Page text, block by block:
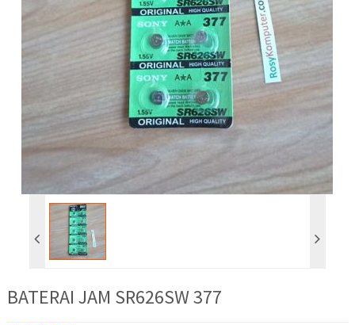
BATERAI JAM SR626SW 377